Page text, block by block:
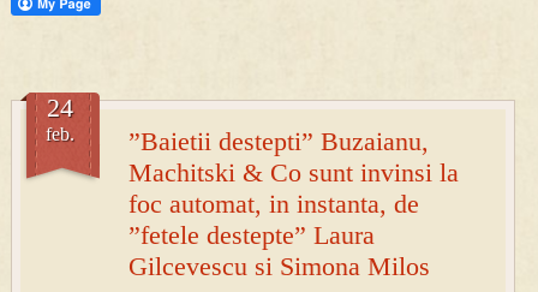
”Baietii destepti” Buzaianu,
Machitski & Co sunt invinsi la
foc automat, in instanta, de
”fetele destepte” Laura
Gilcevescu si Simona Milos
24
feb.